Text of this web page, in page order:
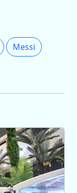
Messi